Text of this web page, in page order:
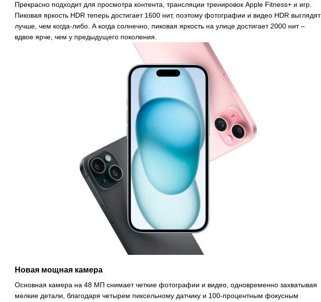
Прекрасно подходит для просмотра контента, трансляции тренировок Apple Fitness+ и игр.
Пиковая яркость HDR теперь достигает 1600 нит, поэтому фотографии и видео HDR выглядят
лучше, чем когда-либо. А когда солнечно, пиковая яркость на улице достигает 2000 нит –
вдвое ярче, чем у предыдущего поколения.
Новая мощная камера
Основная камера на 48 МП снимает четкие фотографии и видео, одновременно захватывая
мелкие детали, благодаря четырем пиксельному датчику и 100-процентным фокусным